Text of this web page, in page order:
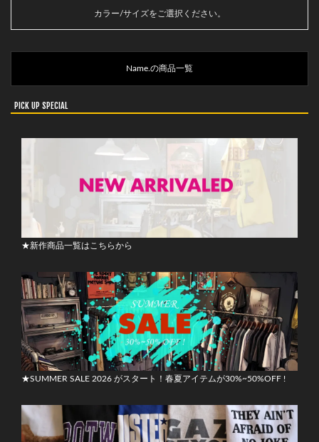
カートに入れる
カラー/サイズをご選択ください。
Name.の商品一覧
PICK UP SPECIAL
★新作商品一覧はこちらから
★SUMMER SALE 2026 がスタート！春夏アイテムが30%~50%OFF !